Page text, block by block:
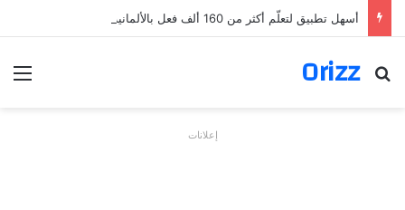
أسهل تطبيق لتعلّم أكثر من 160 ألف فعل بالألمانية
Orizz
بحث عن
إعلانات